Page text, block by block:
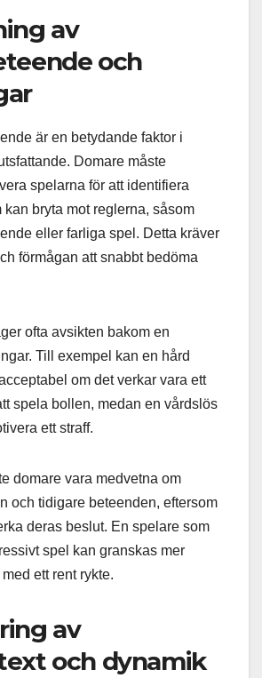
av
och
är en betydande faktor i
Domare måste
spelarna för att identifiera
kan bryta mot reglerna, såsom
eller farliga spel. Detta kräver
förmågan att snabbt bedöma
ofta avsikten bakom en
Till exempel kan en hård
om det verkar vara ett
spela bollen, medan en vårdslös
ett straff.
domare vara medvetna om
och tidigare beteenden, eftersom
deras beslut. En spelare som
spel kan granskas mer
ett rent rykte.
av
och dynamik